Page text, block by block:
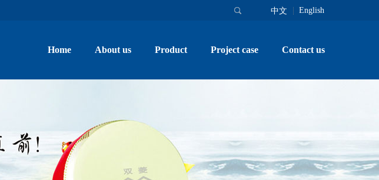
中文 English
Home About us Product Project case Contact us